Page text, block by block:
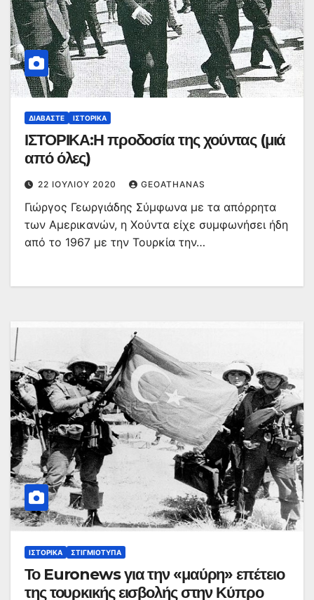
ΔΙΑΒΆΣΤΕ ΙΣΤΟΡΙΚΆ
ΙΣΤΟΡΙΚΑ:Η προδοσία της χούντας (μιά
από όλες)
22 ΙΟΥΛΊΟΥ 2020 GEOATHANAS
Γιώργος Γεωργιάδης Σύμφωνα με τα απόρρητα
των Αμερικανών, η Χούντα είχε συμφωνήσει ήδη
από το 1967 με την Τουρκία την…
ΙΣΤΟΡΙΚΆ ΣΤΙΓΜΙΌΤΥΠΑ
Το Euronews για την «μαύρη» επέτειο
της τουρκικής εισβολής στην Κύπρο